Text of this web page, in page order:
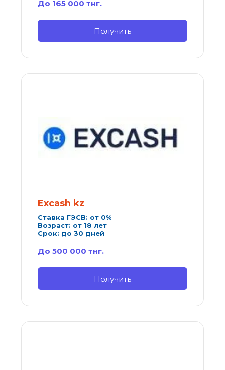
До 165 000 тнг.
Получить
Excash kz
Ставка ГЭСВ: от 0%
Возраст: от 18 лет
Срок: до 30 дней
До 500 000 тнг.
Получить